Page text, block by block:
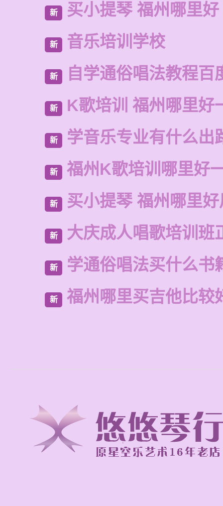
新 买小提琴 福州哪里好
新 音乐培训学校
新 自学通俗唱法教程百
新 K歌培训 福州哪里好
新 学音乐专业有什么出
新 福州K歌培训哪里好
新 买小提琴 福州哪里
新 大庆成人唱歌培训班
新 学通俗唱法买什么书
新 福州哪里买吉他比较